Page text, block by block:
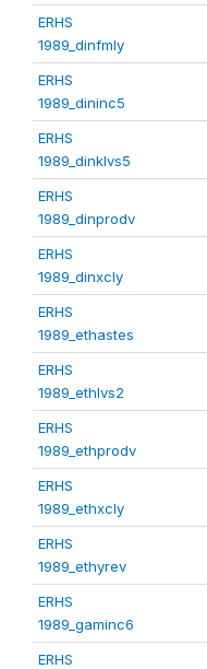
ERHS
1989_dinfmly
ERHS
1989_dininc5
ERHS
1989_dinklvs5
ERHS
1989_dinprodv
ERHS
1989_dinxcly
ERHS
1989_ethastes
ERHS
1989_ethlvs2
ERHS
1989_ethprodv
ERHS
1989_ethxcly
ERHS
1989_ethyrev
ERHS
1989_gaminc6
ERHS